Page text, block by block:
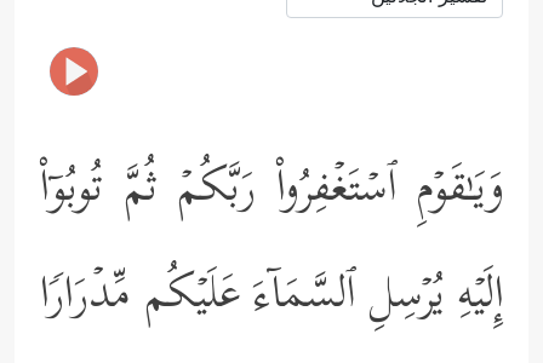
وَیَـٰقَوۡمِ ٱسۡتَغۡفِرُواْ رَبَّكُمۡ ثُمَّ تُوبُوۤاْ
إِلَیۡهِ یُرۡسِلِ ٱلسَّمَاۤءَ عَلَیۡكُم مِّدۡرَارࣰا